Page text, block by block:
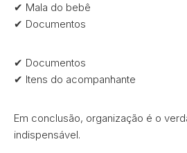
✔ Mala do bebê
✔ Documentos
✔ Documentos
✔ Itens do acompanhante
Em conclusão, organização é o
indispensável.